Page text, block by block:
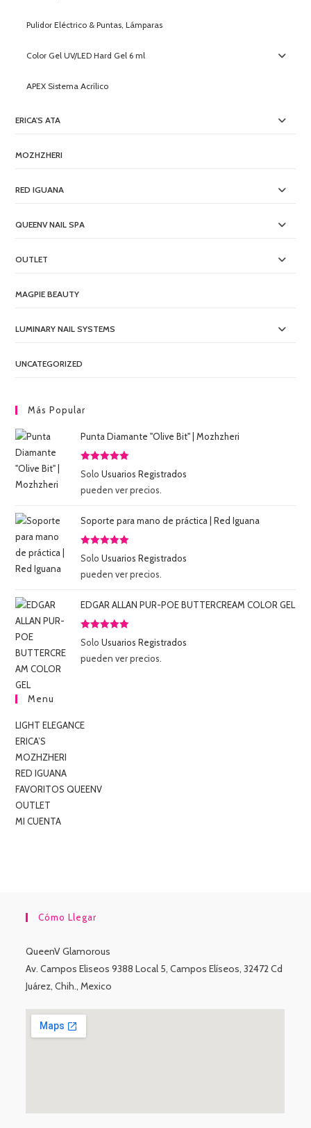
Pulidor Eléctrico & Puntas, Lámparas
Color Gel UV/LED Hard Gel 6 ml
APEX Sistema Acrílico
ERICA'S ATA
MOZHZHERI
RED IGUANA
QUEENV NAIL SPA
OUTLET
MAGPIE BEAUTY
LUMINARY NAIL SYSTEMS
UNCATEGORIZED
Más Popular
Punta Diamante "Olive Bit" | Mozhzheri
Valorado
5
SoloUsuarios Registrados
pueden ver precios.
Soporte para mano de práctica | Red Iguana
Valorado
5
SoloUsuarios Registrados
pueden ver precios.
EDGAR ALLAN PUR-POE BUTTERCREAM COLOR GEL
Valorado
5
SoloUsuarios Registrados
pueden ver precios.
Menu
LIGHT ELEGANCE
ERICA’S
MOZHZHERI
RED IGUANA
FAVORITOS QUEENV
OUTLET
MI CUENTA
Cómo Llegar
QueenV Glamorous
Av. Campos Eliseos 9388 Local 5, Campos Elíseos, 32472 Cd
Juárez, Chih., Mexico